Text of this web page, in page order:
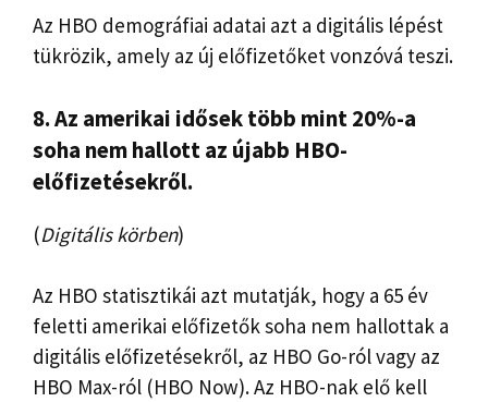
Az HBO demográfiai adatai azt a digitális lépést
tükrözik, amely az új előfizetőket vonzóvá teszi.
8. Az amerikai idősek több mint 20%-a
soha nem hallott az újabb HBO-
előfizetésekről.
(Digitális körben)
Az HBO statisztikái azt mutatják, hogy a 65 év
feletti amerikai előfizetők soha nem hallottak a
digitális előfizetésekről, az HBO Go-ról vagy az
HBO Max-ról (HBO Now). Az HBO-nak elő kell